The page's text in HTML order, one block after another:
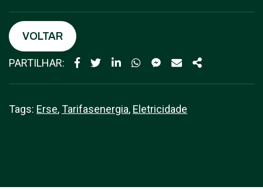
VOLTAR
PARTILHAR:
Tags: Erse,Tarifasenergia, Eletricidade